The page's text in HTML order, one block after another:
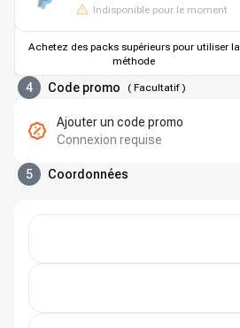
Indisponible pour le moment
Achetez des packs supérieurs pour utiliser la
méthode
4 Code promo ( Facultatif)
Ajouter un code promo
Connexion requise
5 Coordonnées